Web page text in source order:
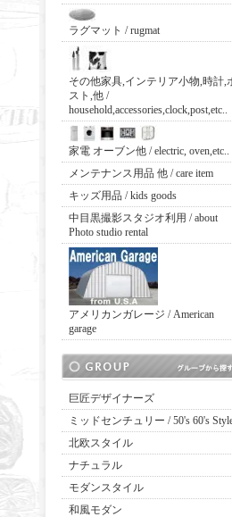
ラグマット / rugmat
その他家具,インテリア小物,時計,
スト,他 /
household,accessories,clock,post,etc..
家電 オーブン他 / electric, oven,etc..
メンテナンス用品 他 / care item
キッズ用品 / kids goods
中目黒撮影スタジオ利用 / about
Photo studio rental
アメリカンガレージ / American
garage
巨匠デザイナーズ
ミッドセンチュリー / 50's 60's
北欧スタイル
ナチュラル
モダンスタイル
和風モダン